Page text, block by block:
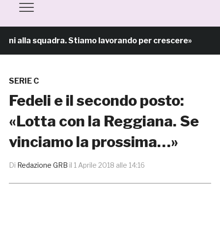
squadra. Stiamo lavorando per crescere»
SERIE C
Fedeli e il secondo posto:
«Lotta con la Reggiana. Se
vinciamo la prossima…»
Di Redazione GRB il 1 Aprile 2018 alle 14:16